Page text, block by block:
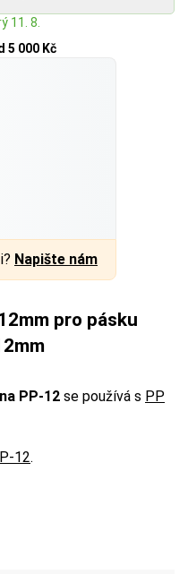
11. 8.
5 000 Kč
Napište nám
pro pásku
PP-12 se používá s PP
12.